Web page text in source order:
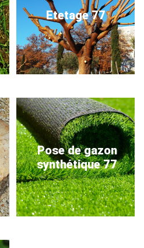
Etetage 77
Pose de gazon
synthétique 77